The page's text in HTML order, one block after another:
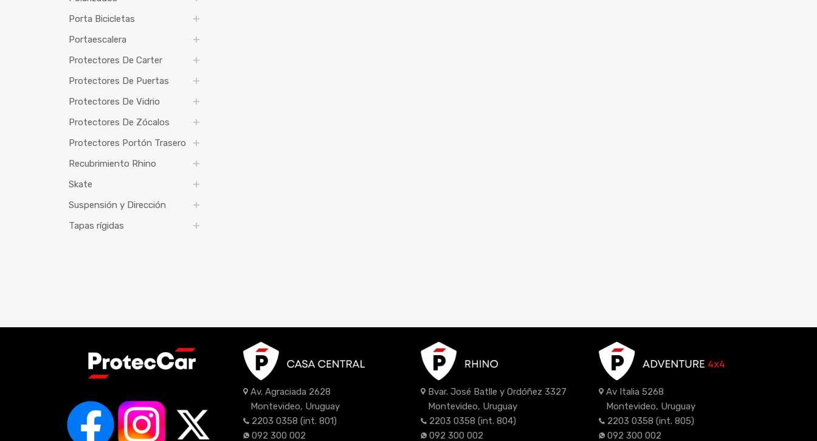
Porta Bicicletas
Portaescalera
Protectores De Carter
Protectores De Puertas
Protectores De Vidrio
Protectores De Zócalos
Protectores Portón Trasero
Recubrimiento Rhino
Skate
Suspensión y Dirección
Tapas rígidas
Av. Agraciada 2628
Montevideo, Uruguay
2203 0358 (int. 801)
092 300 002
Bvar. José Batlle y Ordóñez 3327
Montevideo, Uruguay
2203 0358 (int. 804)
092 300 002
Av Italia 5268
Montevideo, Uruguay
2203 0358 (int. 805)
092 300 002